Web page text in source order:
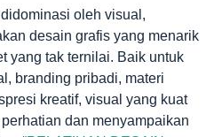
oleh visual,
desain grafis yang menarik
yang tak ternilai. Baik untuk
branding pribadi, materi
kreatif, visual yang kuat
dan menyampaikan